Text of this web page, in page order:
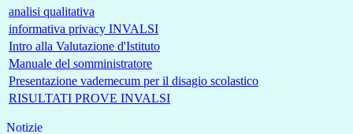
analisi qualitativa
informativa privacy INVALSI
Intro alla Valutazione d'Istituto
Manuale del somministratore
Presentazione vademecum per il disagio scolastico
RISULTATI PROVE INVALSI
Notizie